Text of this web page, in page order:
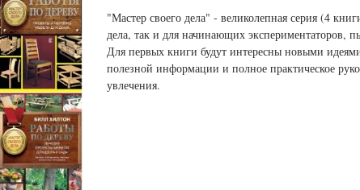
"Мастер своего дела" - великолепная серия (4
дела, так и для начинающих экспериментаторов,
Для первых книги будут интересны новыми
полезной информации и полное практическое
увлечения.